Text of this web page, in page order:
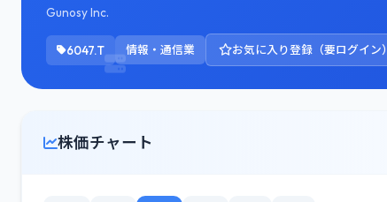
Gunosy Inc.
6047.T 情報・通信業 お気に入り登録（要ログイン）
株価チャート